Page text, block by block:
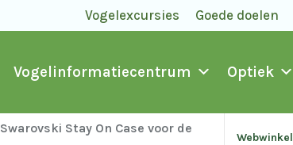
Vogelexcursies Goede doelen
Vogelinformatiecentrum Optiek
Swarovski Stay On Case voor de
Webwinkel